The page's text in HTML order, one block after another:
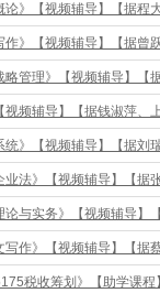
论》【视频辅导】【据程
作》【视频辅导】【据曾
略管理》【视频辅导】【
视频辅导】【据钱淑萍、
统》【视频辅导】【据刘
业法》【视频辅导】【据
论与实务》【视频辅导】
写作》【视频辅导】【据
税收筹划》【助学课程